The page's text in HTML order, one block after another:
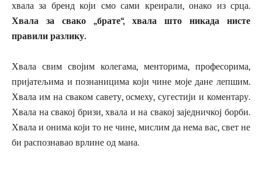
хвала за бренд који смо сами креирали, онако из срца.
Хвала за свако „брате“, хвала што никада нисте
правили разлику.
Хвала свим својим колегама, менторима, професорима,
пријатељима и познаницима који чине моје дане лепшим.
Хвала им на сваком савету, осмеху, сугестији и коментару.
Хвала на свакој бризи, хвала и на свакој заједничкој борби.
Хвала и онима који то не чине, мислим да нема вас, свет не
би распознавао врлине од мана.